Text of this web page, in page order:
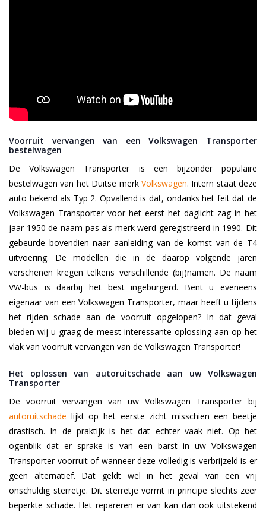
Voorruit vervangen van een Volkswagen Transporter
bestelwagen
De Volkswagen Transporter is een bijzonder populaire
bestelwagen van het Duitse merk Volkswagen. Intern staat deze
auto bekend als Typ 2. Opvallend is dat, ondanks het feit dat de
Volkswagen Transporter voor het eerst het daglicht zag in het
jaar 1950 de naam pas als merk werd geregistreerd in 1990. Dit
gebeurde bovendien naar aanleiding van de komst van de T4
uitvoering. De modellen die in de daarop volgende jaren
verschenen kregen telkens verschillende (bij)namen. De naam
VW-bus is daarbij het best ingeburgerd. Bent u eveneens
eigenaar van een Volkswagen Transporter, maar heeft u tijdens
het rijden schade aan de voorruit opgelopen? In dat geval
bieden wij u graag de meest interessante oplossing aan op het
vlak van voorruit vervangen van de Volkswagen Transporter!
Het oplossen van autoruitschade aan uw Volkswagen
Transporter
De voorruit vervangen van uw Volkswagen Transporter bij
autoruitschade lijkt op het eerste zicht misschien een beetje
drastisch. In de praktijk is het dat echter vaak niet. Op het
ogenblik dat er sprake is van een barst in uw Volkswagen
Transporter voorruit of wanneer deze volledig is verbrijzeld is er
geen alternatief. Dat geldt wel in het geval van een vrij
onschuldig sterretje. Dit sterretje vormt in principe slechts zeer
beperkte schade. Het repareren er van kan dan ook uitstekend